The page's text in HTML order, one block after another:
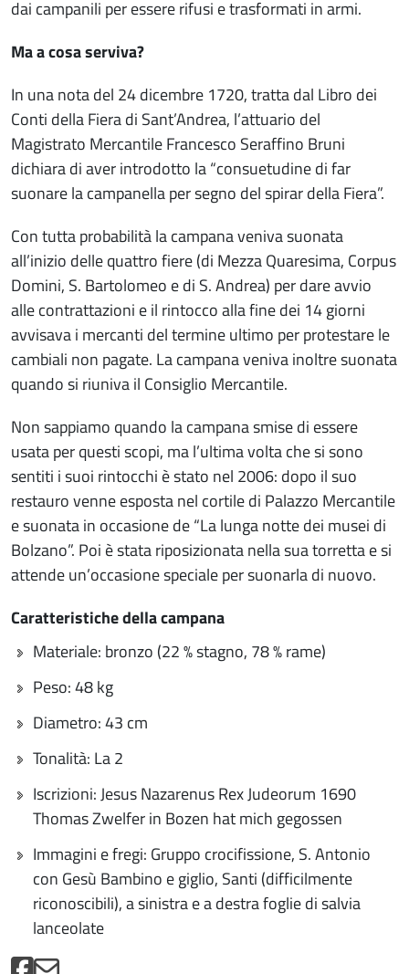
dai campanili per essere rifusi e trasformati in armi.
Ma a cosa serviva?
In una nota del 24 dicembre 1720, tratta dal Libro dei
Conti della Fiera di Sant’Andrea, l’attuario del
Magistrato Mercantile Francesco Seraffino Bruni
dichiara di aver introdotto la “consuetudine di far
suonare la campanella per segno del spirar della Fiera”.
Con tutta probabilità la campana veniva suonata
all’inizio delle quattro fiere (di Mezza Quaresima, Corpus
Domini, S. Bartolomeo e di S. Andrea) per dare avvio
alle contrattazioni e il rintocco alla fine dei 14 giorni
avvisava i mercanti del termine ultimo per protestare le
cambiali non pagate. La campana veniva inoltre suonata
quando si riuniva il Consiglio Mercantile.
Non sappiamo quando la campana smise di essere
usata per questi scopi, ma l’ultima volta che si sono
sentiti i suoi rintocchi è stato nel 2006: dopo il suo
restauro venne esposta nel cortile di Palazzo Mercantile
e suonata in occasione de “La lunga notte dei musei di
Bolzano”. Poi è stata riposizionata nella sua torretta e si
attende un’occasione speciale per suonarla di nuovo.
Caratteristiche della campana
Materiale: bronzo (22 % stagno, 78 % rame)
Peso: 48 kg
Diametro: 43 cm
Tonalità: La 2
Iscrizioni: Jesus Nazarenus Rex Judeorum 1690
Thomas Zwelfer in Bozen hat mich gegossen
Immagini e fregi: Gruppo crocifissione, S. Antonio
con Gesù Bambino e giglio, Santi (difficilmente
riconoscibili), a sinistra e a destra foglie di salvia
lanceolate